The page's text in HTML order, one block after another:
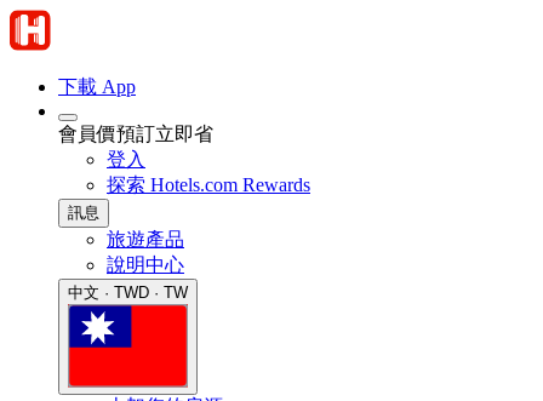
下載 App
會員價預訂立即省
登入
探索 Hotels.com Rewards
訊息
旅遊產品
說明中心
中文 · TWD · TW